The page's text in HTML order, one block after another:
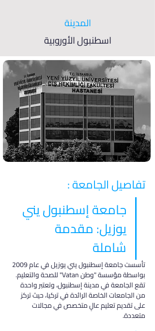
المدينة
اسطنبول الأوروبية
تفاصيل الجامعة :
جامعة إسطنبول يني
يوزيل: مقدمة
شاملة
بواسطة مؤسسة "وطن Vatan" للصحة والتعليم.
تقع الجامعة في مدينة إسطنبول، وتعتبر واحدة
من الجامعات الخاصة الرائدة في تركيا، حيث تركز
على تقديم تعليم عالٍ متخصص في مجالات
متعددة.